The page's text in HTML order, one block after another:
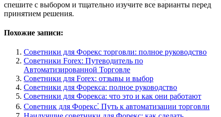
спешите с выбором и тщательно изучите все варианты перед
принятием решения.
Похожие записи:
Советники для Форекс торговли: полное руководство
Советники Forex: Путеводитель по
Автоматизированной Торговле
Советники для Forex: отзывы и выбор
Советники для Форекса: полное руководство
Советники для Форекса: что это и как они работают
Советник для Форекс⁚ Путь к автоматизации торговли